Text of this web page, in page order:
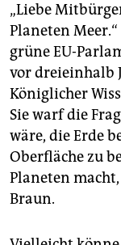
unterstützen
abo
genossenschaft
epaper login
„Liebe
Planeten
grüne EU-
vor dreieinhalb
Königlicher
Sie warf die
wäre, die Erde
Oberfläche zu
Planeten
Braun.